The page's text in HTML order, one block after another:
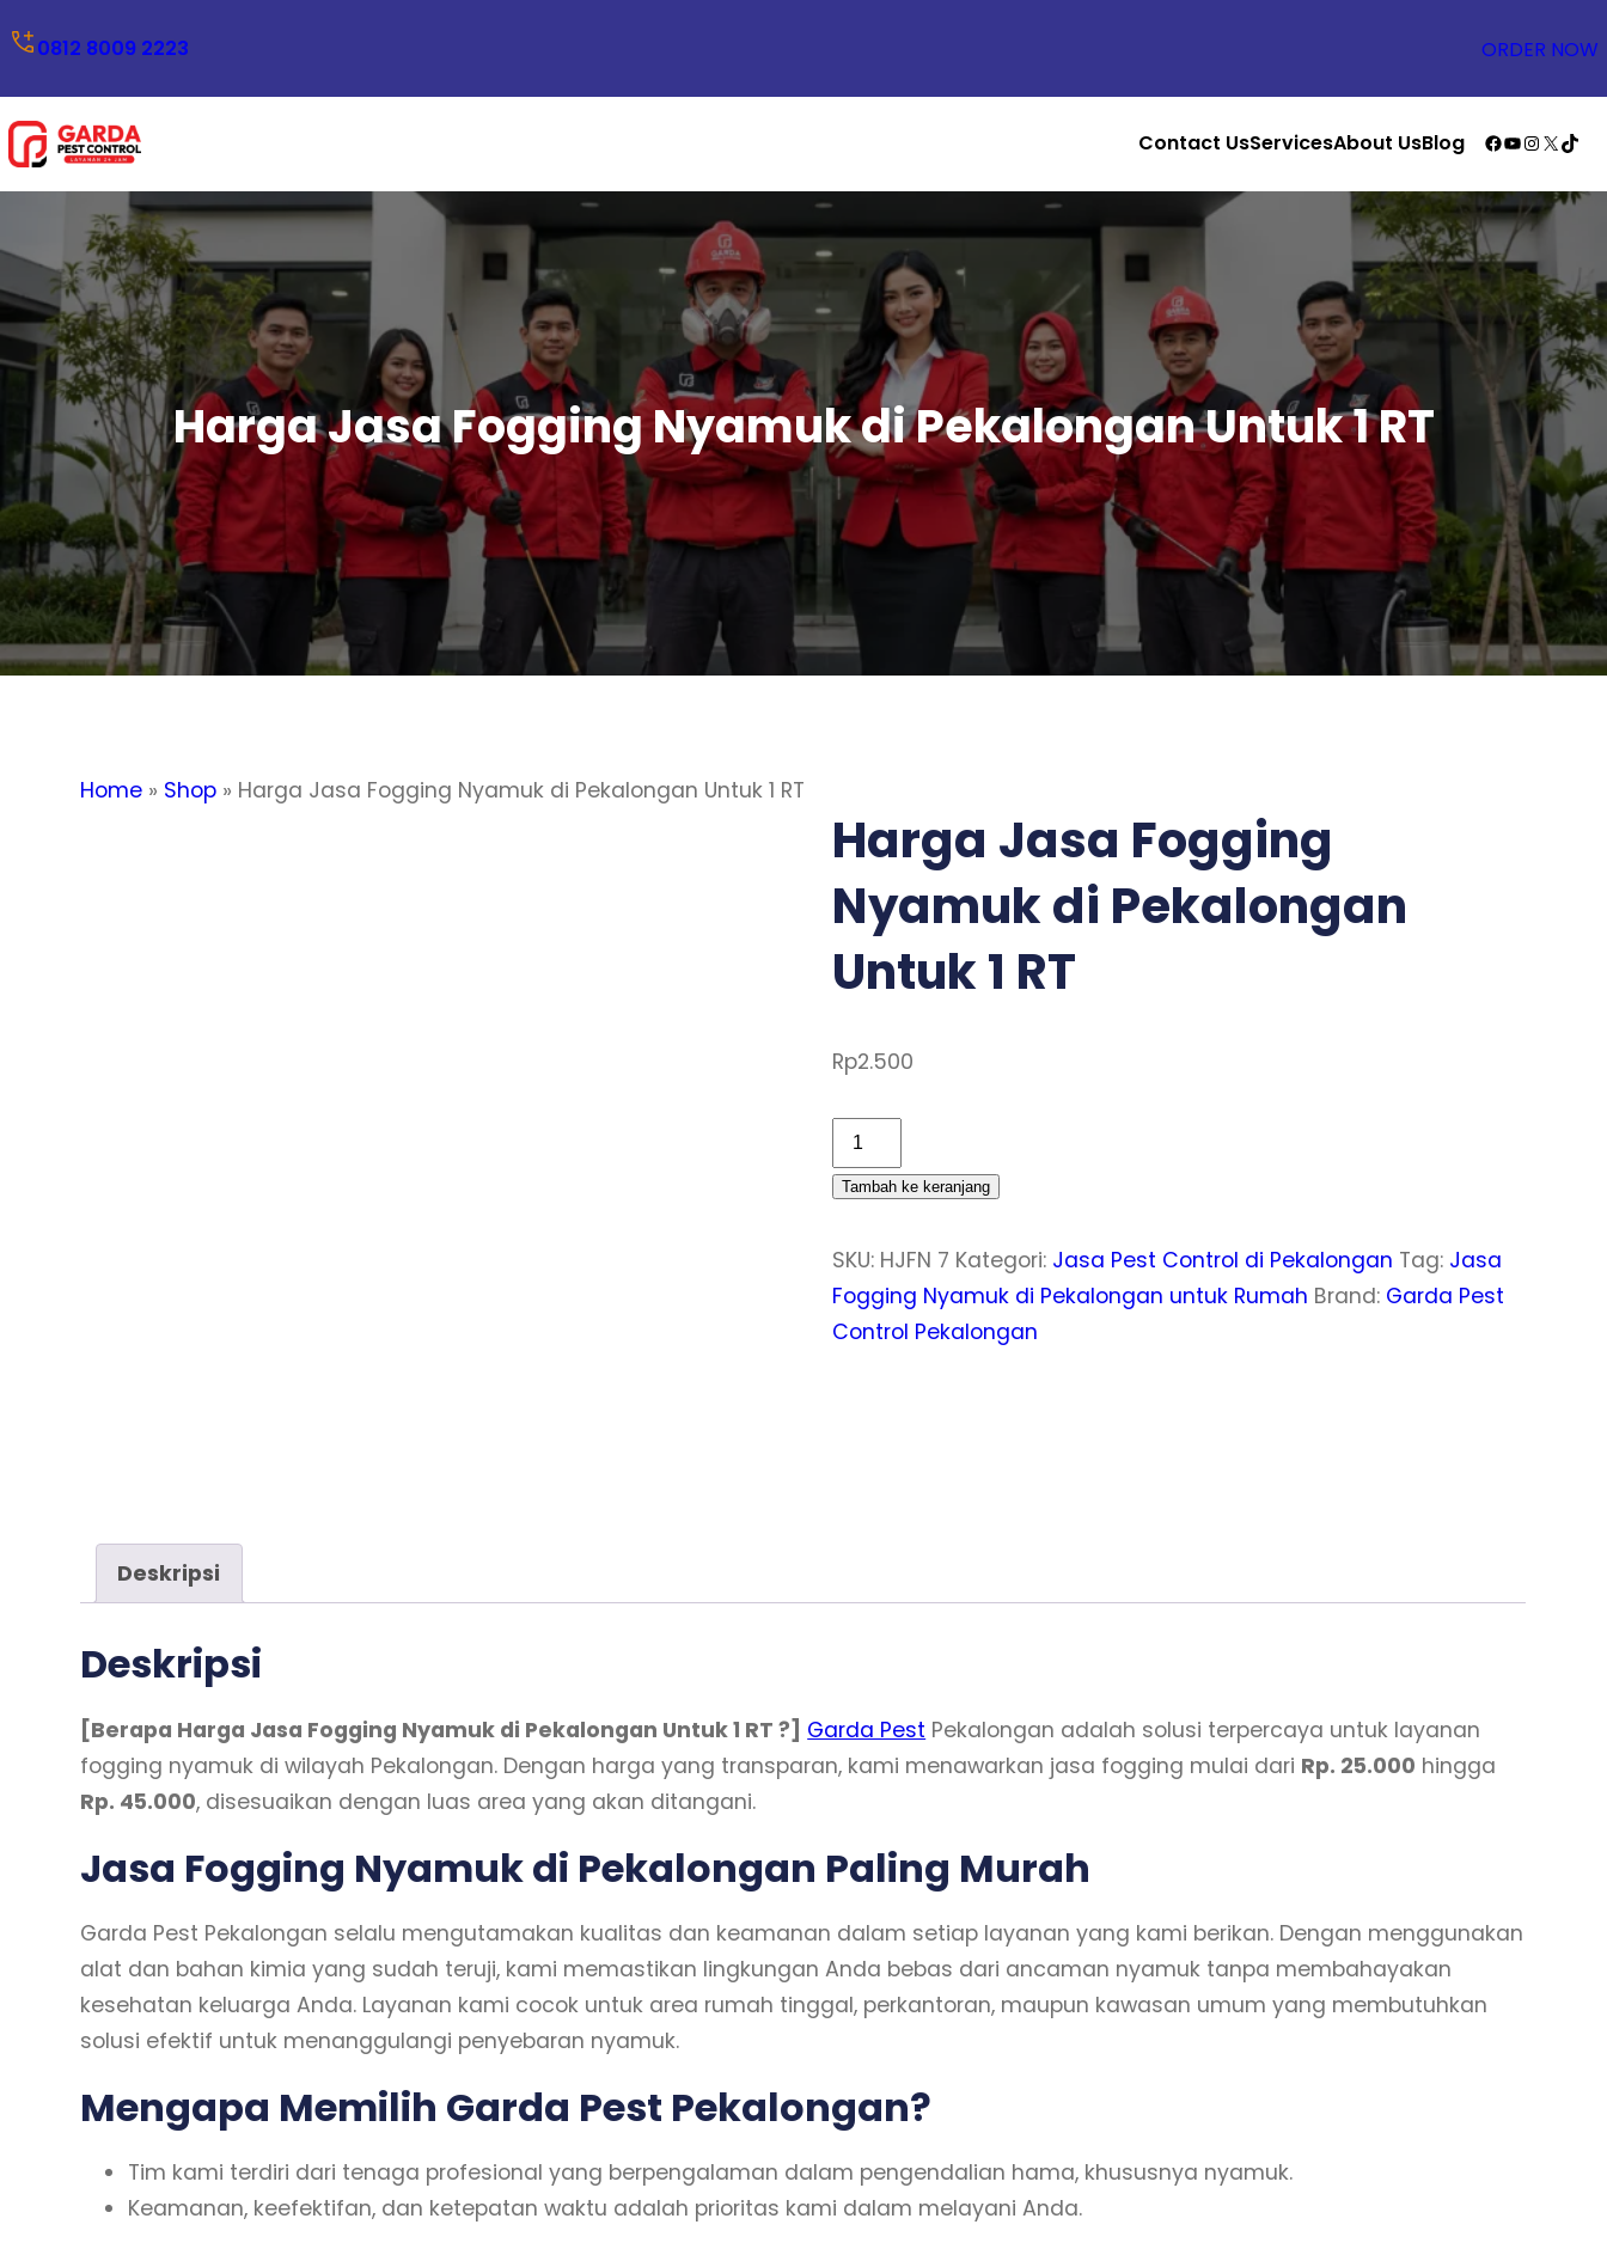
ke 0812 8009 2223 ORDER NOW
Contact UsServicesAbout UsBlog Facebook
YouTube
X
Harga Jasa Fogging Nyamuk di Pekalongan Untuk 1 RT
Home » Shop » Harga Jasa Fogging Nyamuk di Pekalongan Untuk 1 RT
Harga Jasa Fogging
Nyamuk di Pekalongan
Untuk 1 RT
Rp2.500
Kuantitas
Harga
Jasa
Tambah ke keranjang
SKU: HJFN 7 Kategori: Jasa Pest Control di Pekalongan Tag: Jasa
Fogging Nyamuk di Pekalongan untuk Rumah Brand: Garda Pest
Control Pekalongan
Deskripsi
Deskripsi
[Berapa Harga Jasa Fogging Nyamuk di Pekalongan Untuk 1 RT ?] Garda Pest Pekalongan adalah solusi terpercaya untuk layanan
fogging nyamuk di wilayah Pekalongan. Dengan harga yang transparan, kami menawarkan jasa fogging mulai dari Rp. 25.000 hingga
Rp. 45.000, disesuaikan dengan luas area yang akan ditangani.
Jasa Fogging Nyamuk di Pekalongan Paling Murah
Garda Pest Pekalongan selalu mengutamakan kualitas dan keamanan dalam setiap layanan yang kami berikan. Dengan menggunakan
alat dan bahan kimia yang sudah teruji, kami memastikan lingkungan Anda bebas dari ancaman nyamuk tanpa membahayakan
kesehatan keluarga Anda. Layanan kami cocok untuk area rumah tinggal, perkantoran, maupun kawasan umum yang membutuhkan
solusi efektif untuk menanggulangi penyebaran nyamuk.
Mengapa Memilih Garda Pest Pekalongan?
Tim kami terdiri dari tenaga profesional yang berpengalaman dalam pengendalian hama, khususnya nyamuk.
Keamanan, keefektifan, dan ketepatan waktu adalah prioritas kami dalam melayani Anda.